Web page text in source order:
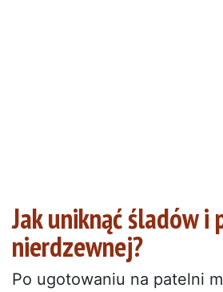
Jak uniknąć śladów
nierdzewnej?
Po ugotowaniu na patelni